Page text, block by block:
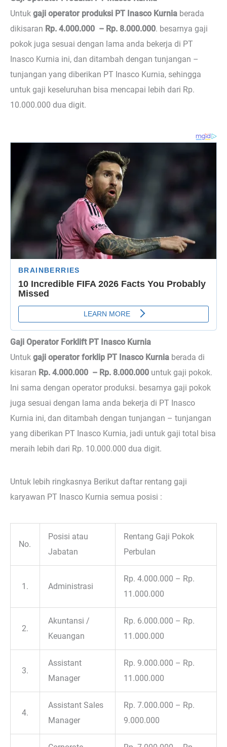
Untuk gaji operator produksi PT Inasco Kurnia berada
dikisaran Rp. 4.000.000 – Rp. 8.000.000. besarnya gaji
pokok juga sesuai dengan lama anda bekerja di PT
Inasco Kurnia ini, dan ditambah dengan tunjangan –
tunjangan yang diberikan PT Inasco Kurnia, sehingga
untuk gaji keseluruhan bisa mencapai lebih dari Rp.
10.000.000 dua digit.
Gaji Operator Forklift PT Inasco Kurnia
Untuk gaji operator forklip PT Inasco Kurnia berada di
kisaran Rp. 4.000.000 – Rp. 8.000.000 untuk gaji pokok.
Ini sama dengan operator produksi. besarnya gaji pokok
juga sesuai dengan lama anda bekerja di PT Inasco
Kurnia ini, dan ditambah dengan tunjangan – tunjangan
yang diberikan PT Inasco Kurnia, jadi untuk gaji total bisa
meraih lebih dari Rp. 10.000.000 dua digit.
Untuk lebih ringkasnya Berikut daftar rentang gaji
karyawan PT Inasco Kurnia semua posisi :
No.
Posisi atau
Jabatan
Rentang Gaji Pokok
Perbulan
1. Administrasi
Rp. 4.000.000 – Rp.
11.000.000
2.
Akuntansi /
Keuangan
Rp. 6.000.000 – Rp.
11.000.000
3.
Assistant
Manager
Rp. 9.000.000 – Rp.
11.000.000
4.
Assistant Sales
Manager
Rp. 7.000.000 – Rp.
9.000.000